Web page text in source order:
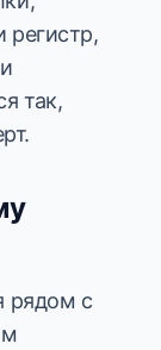
регистр,
так,
рядом с